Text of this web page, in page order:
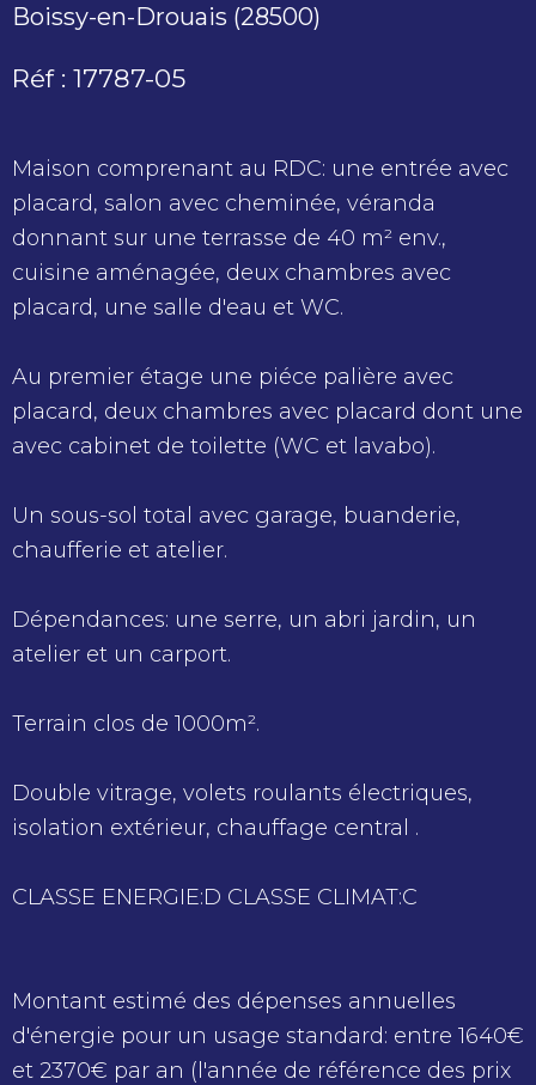
Boissy-en-Drouais (28500)
Réf : 17787-05
Maison comprenant au RDC: une entrée avec
placard, salon avec cheminée, véranda
donnant sur une terrasse de 40 m² env.,
cuisine aménagée, deux chambres avec
placard, une salle d'eau et WC.
Au premier étage une piéce palière avec
placard, deux chambres avec placard dont une
avec cabinet de toilette (WC et lavabo).
Un sous-sol total avec garage, buanderie,
chaufferie et atelier.
Dépendances: une serre, un abri jardin, un
atelier et un carport.
Terrain clos de 1000m².
Double vitrage, volets roulants électriques,
isolation extérieur, chauffage central .
CLASSE ENERGIE:D CLASSE CLIMAT:C
Montant estimé des dépenses annuelles
d'énergie pour un usage standard: entre 1640€
et 2370€ par an (l'année de référence des prix